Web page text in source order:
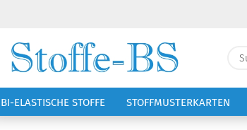
BI-ELASTISCHE STOFFE STOFFMUSTERKARTEN